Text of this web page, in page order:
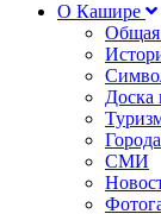
О Кашире
Доска
СМИ